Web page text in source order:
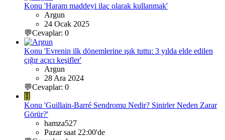
Konu 'Haram maddeyi ilaç olarak kullanmak'
Argun
24 Ocak 2025
💬Cevaplar: 0
Konu 'Evrenin ilk dönemlerine ışık tuttu: 3 yılda elde edilen
çığır açıcı keşifler'
Argun
28 Ara 2024
💬Cevaplar: 0
H
Konu 'Guillain-Barré Sendromu Nedir? Sinirler Neden Zarar
Görür?'
hamza527
Pazar saat 22:00'de